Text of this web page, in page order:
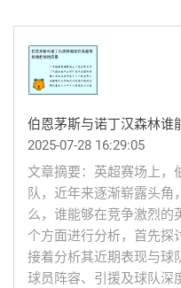
伯恩茅斯与诺丁汉森林谁
2025-07-28 16:29:05
文章摘要：英超赛场上，
队，近年来逐渐崭露头角
么，谁能够在竞争激烈的
个方面进行分析，首先探
接着分析其近期表现与球
球员阵容、引援及球队深